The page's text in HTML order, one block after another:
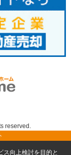
reserved.
ス向上検討を目的と